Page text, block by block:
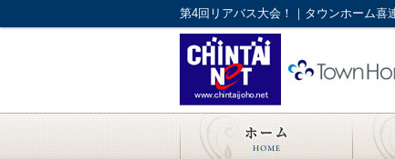
第4回リアバス大会！｜タウンホーム喜